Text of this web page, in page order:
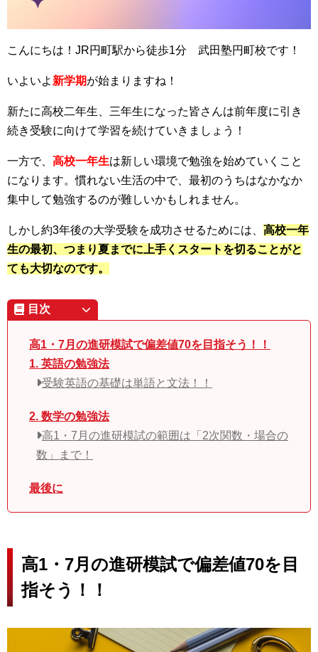
こんにちは！JR円町駅から徒歩1分 武田塾円町校です！
いよいよ 新学期が始まりますね！
新たに高校二年生、三年生になった皆さんは前年度に引き
続き受験に向けて学習を続けていきましょう！
一方で、 高校一年生は新しい環境で勉強を始めていくこと
になります。慣れない生活の中で、最初のうちはなかなか
集中して勉強するのが難しいかもしれません。
しかし約3年後の大学受験を成功させるためには、 高校一年
生の最初、つまり夏までに上手くスタートを切ることがと
ても大切なのです。
目次
高1・7月の進研模試で偏差値70を目指そう！！
1. 英語の勉強法
受験英語の基礎は単語と文法！！
2. 数学の勉強法
高1・7月の進研模試の範囲は「2次関数・場合の
数」まで！
最後に
高1・7月の進研模試で偏差値70を目
指そう！！